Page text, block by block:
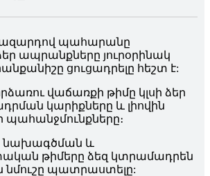
պահարանը
ապրանքները յուրօրինակ
ցուցադրելը հեշտ է:
վաճառքի թիմը կլսի ձեր
կարիքները և լիովին
նախագծման և
​​​​թիմերը ձեզ կտրամադրեն
նմուշը պատրաստելը: